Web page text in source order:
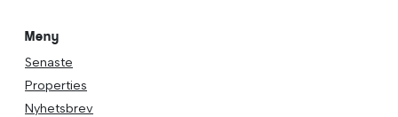
Meny
Senaste
Properties
Nyhetsbrev